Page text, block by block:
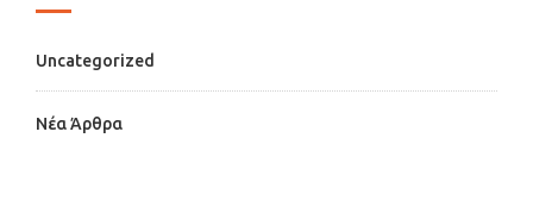
Uncategorized
Νέα Άρθρα